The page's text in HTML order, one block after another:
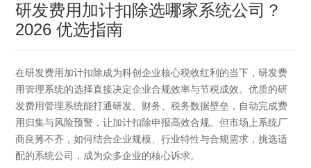
研发费用加计扣除选哪家系统公司？
2026 优选指南
在研发费用加计扣除成为科创企业核心税收红利的当下，研发费
用管理系统的选择直接决定企业合规效率与节税成效。优质的研
发费用管理系统能打通研发、财务、税务数据壁垒，自动完成费
用归集与风险预警，让加计扣除申报高效合规。但市场上系统厂
商良莠不齐，如何结合企业规模、行业特性与合规需求，挑选适
配的系统公司，成为众多企业的核心诉求。